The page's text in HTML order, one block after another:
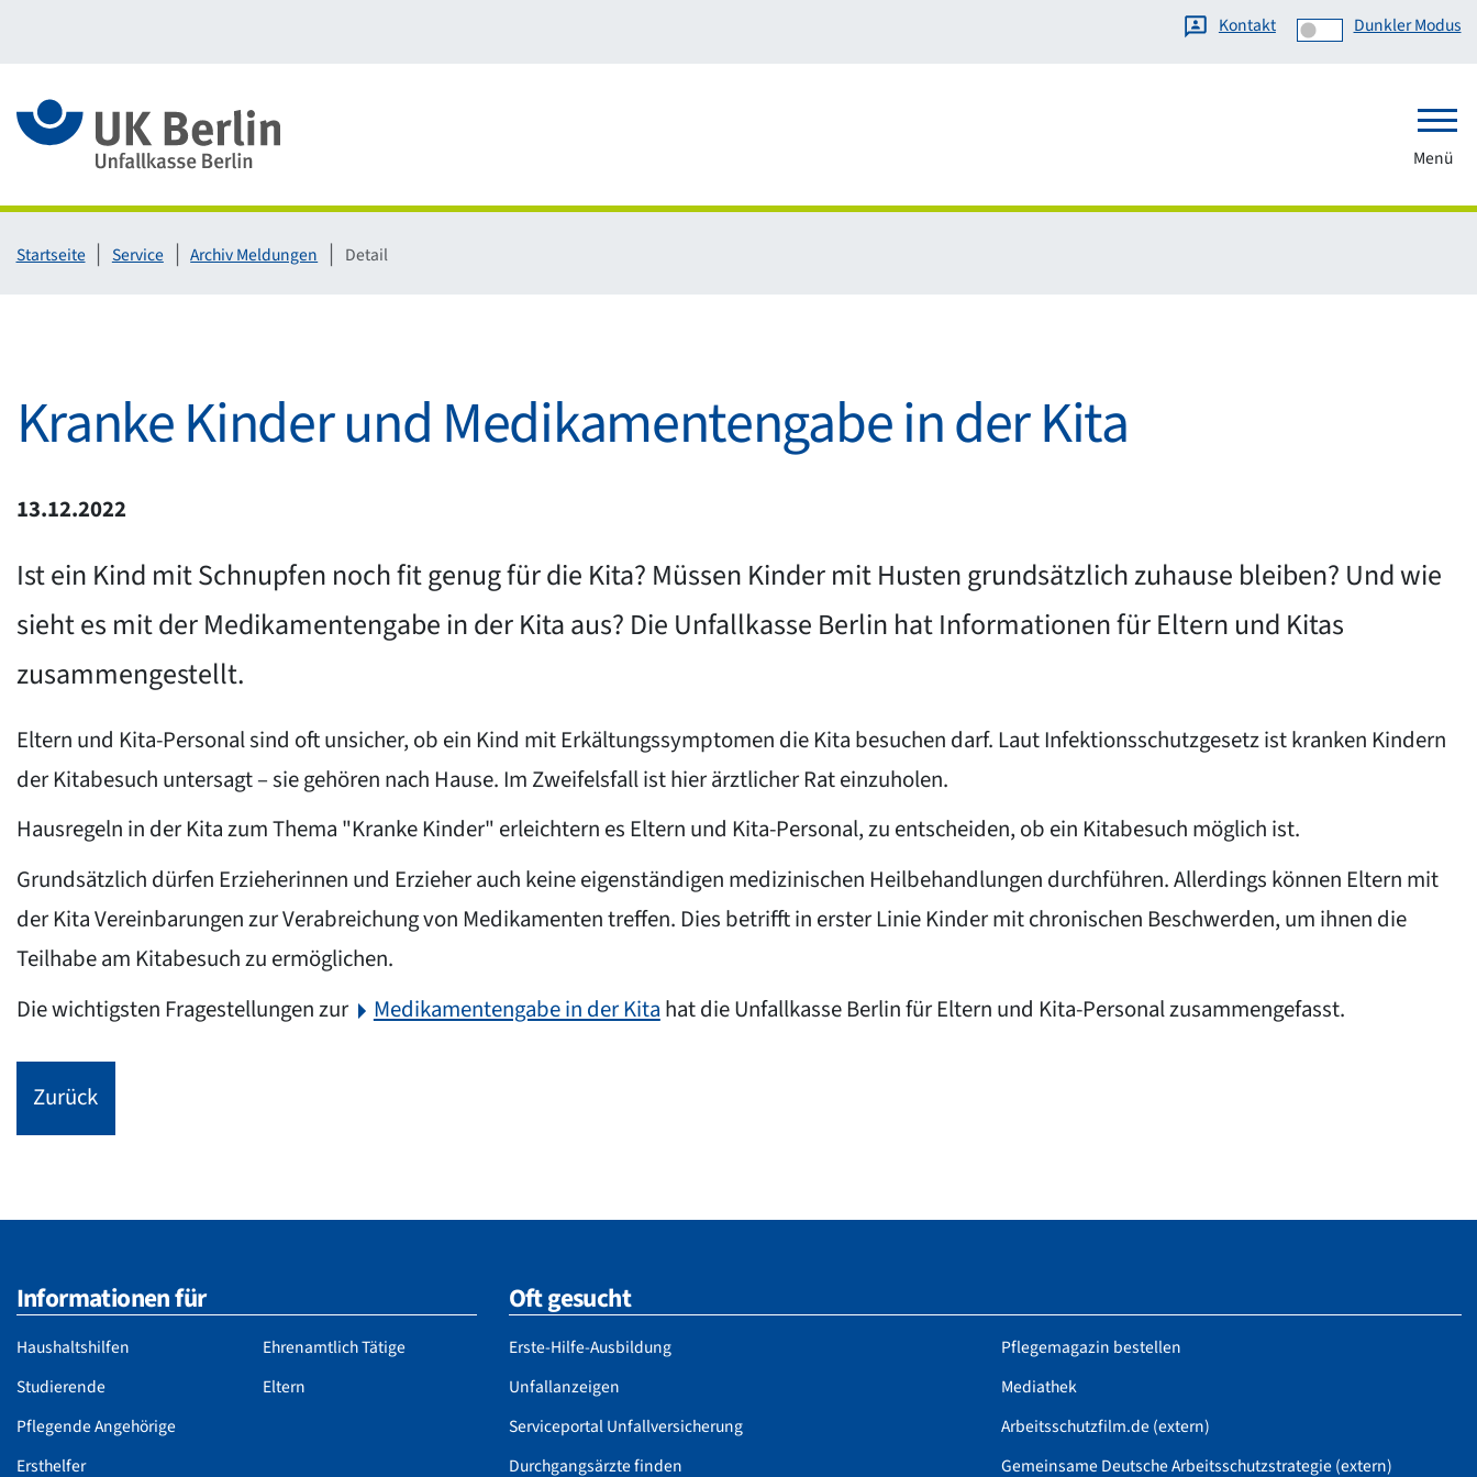
Kontakt Dunkler Modus
Link zur Startseite
Menü
Startseite Service Archiv Meldungen Detail
Kranke Kinder und Medikamentengabe in der Kita
13.12.2022
Ist ein Kind mit Schnupfen noch fit genug für die Kita? Müssen Kinder mit Husten grundsätzlich zuhause bleiben? Und wie
sieht es mit der Medikamentengabe in der Kita aus? Die Unfallkasse Berlin hat Informationen für Eltern und Kitas
zusammengestellt.
Eltern und Kita-Personal sind oft unsicher, ob ein Kind mit Erkältungssymptomen die Kita besuchen darf. Laut Infektionsschutzgesetz ist kranken Kindern
der Kitabesuch untersagt – sie gehören nach Hause. Im Zweifelsfall ist hier ärztlicher Rat einzuholen.
Hausregeln in der Kita zum Thema "Kranke Kinder" erleichtern es Eltern und Kita-Personal, zu entscheiden, ob ein Kitabesuch möglich ist.
Grundsätzlich dürfen Erzieherinnen und Erzieher auch keine eigenständigen medizinischen Heilbehandlungen durchführen. Allerdings können Eltern mit
der Kita Vereinbarungen zur Verabreichung von Medikamenten treffen. Dies betrifft in erster Linie Kinder mit chronischen Beschwerden, um ihnen die
Teilhabe am Kitabesuch zu ermöglichen.
Die wichtigsten Fragestellungen zur
Medikamentengabe in der Kita hat die Unfallkasse Berlin für Eltern und Kita-Personal zusammengefasst.
Zurück
Informationen für
Haushaltshilfen
Studierende
Pflegende Angehörige
Ersthelfer
Ehrenamtlich Tätige
Eltern
Oft gesucht
Erste-Hilfe-Ausbildung
Unfallanzeigen
Serviceportal Unfallversicherung
Durchgangsärzte finden
Pflegemagazin bestellen
Mediathek
Arbeitsschutzfilm.de (extern)
Gemeinsame Deutsche Arbeitsschutzstrategie (extern)